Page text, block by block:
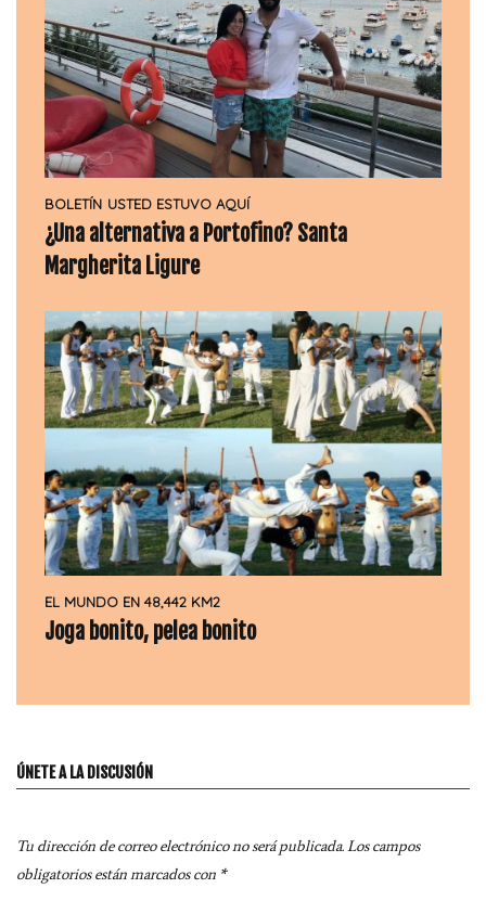
BOLETÍN USTED ESTUVO AQUÍ
¿Una alternativa a Portofino? Santa
Margherita Ligure
EL MUNDO EN 48,442 KM2
Joga bonito, pelea bonito
ÚNETE A LA DISCUSIÓN
Tu dirección de correo electrónico no será publicada.Los campos
obligatorios están marcados con *